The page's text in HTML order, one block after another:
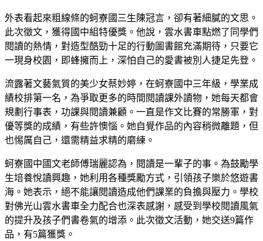
外表看起來粗線條的蚵寮國三生陳冠言，卻有著細膩的文思。
此次徵文，獲得國中組特優獎。他說，雲水書車點燃了同學們
閱讀的熱情，對造型酷勁十足的行動圖書館充滿期待，只要它
一現身校園，即蜂擁而上，深怕自己的愛書被別人捷足先登。
流露著文藝氣質的美少女蔡妙婷，在蚵寮國中三年級，學業成
績校排第一名，為爭取更多的時間閱讀課外讀物，她每天都會
規劃行事表，功課與閱讀兼顧。一直是作文比賽的常勝軍，對
優等獎的成績，有些許懊惱。她自覺作品的內容稍微離題，但
也惕厲自己，還需精益求精的磨練。
蚵寮國中國文老師傅瑞麗認為，閱讀是一輩子的事。為鼓勵學
生培養悅讀興趣，她利用各種獎勵方式，引領孩子樂於悠遊書
海。她表示，絕不能讓閱讀造成他們課業的負擔與壓力。學校
對佛光山雲水書車全力配合也深表感謝，感受到學校閱讀風氣
的提升及孩子們書卷氣的增添。此次徵文活動，她交送9篇作
品，有5篇獲獎。